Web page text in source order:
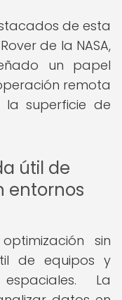
de esta
de la NASA,
un papel
remota
superficie de
útil de
entornos
sin
de equipos y
La